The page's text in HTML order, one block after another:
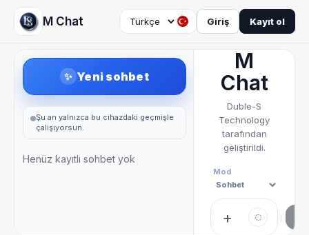
M Chat Giriş Kayıt ol
✨ Yeni sohbet
Şu an yalnızca bu cihazdaki geçmişle
çalışıyorsun.
Henüz kayıtlı sohbet yok
M
Chat
Duble-S
Technology
tarafından
geliştirildi.
Mod
+ ◌